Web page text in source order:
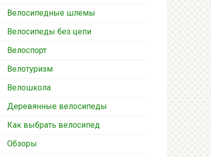
Велосипедные шлемы
Велосипеды без цепи
Велоспорт
Велотуризм
Велошкола
Деревянные велосипеды
Как выбрать велосипед
Обзоры